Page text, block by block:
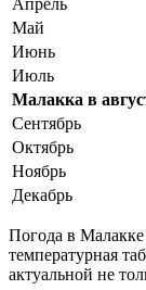
Апрель
Май
Июнь
Июль
Малакка в
Сентябрь
Октябрь
Ноябрь
Декабрь
Погода в
температурная
актуальной не